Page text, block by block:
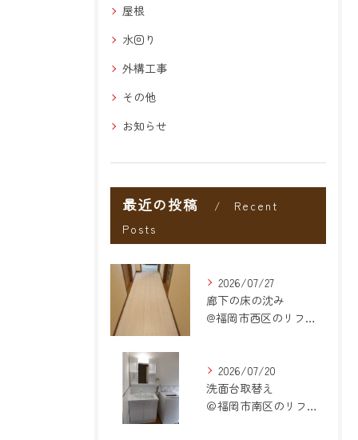
屋根
水回り
外構工事
その他
お知らせ
最近の投稿
Recent
Posts
2026/07/27
廊下の床の沈み
@福岡市西区のリフォーム
2026/07/20
洗面台取替え
＠福岡市南区のリフォーム